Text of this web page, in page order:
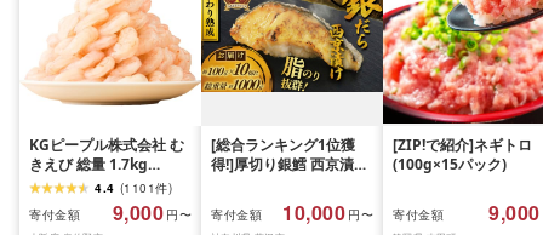
KGピープル株式会社 む
きえび 総量 1.7kg
(850g×2P) 特大 5Lサイ
ズ バナメイエビ バラ凍
結 下処理不要 サイズ不
4.4 (1101件)
寄付金額
9,000 円〜
[総合ランキング1位獲
得!]厚切り銀鱈 西京漬け
約 1,000g (約 100g × 10
切) 西京味噌 西京みそ 味
寄付金額 10,000 円〜
[ZIP!で紹介]ネギトロ
(100g×15パック)
寄付金額 9,000